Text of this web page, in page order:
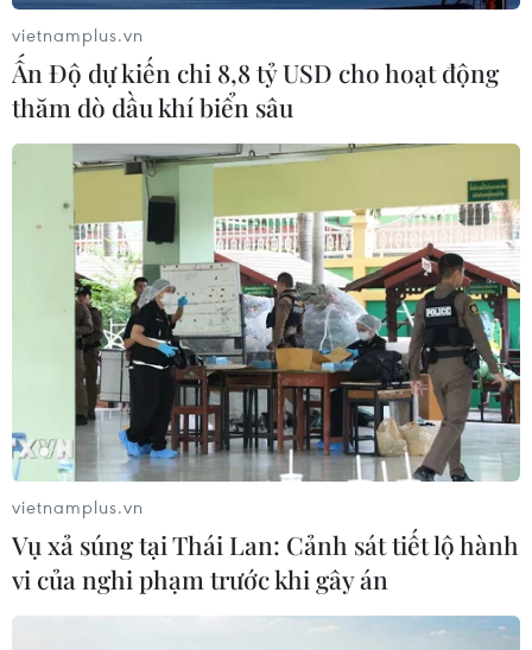
đó," và ông hy vọng sẽ được thăm lại Manila trước khi
rời nhiệm sở vào tháng 1/2017.
Đô đốc Mỹ: Hợp tác quân sự Mỹ-
Philippines chưa có thay đổi
16/11/2016 10:53
Đô đốc Hải quân Harry Harris nhấn mạnh hiện vẫn
chưa có bất kỳ thay đổi nào từ phía Philippines dù Tổng
vietnamplus.vn
Ấn Độ dự kiến chi 8,8 tỷ USD cho hoạt động
thăm dò dầu khí biển sâu
vietnamplus.vn
Vụ xả súng tại Thái Lan: Cảnh sát tiết lộ hành
vi của nghi phạm trước khi gây án